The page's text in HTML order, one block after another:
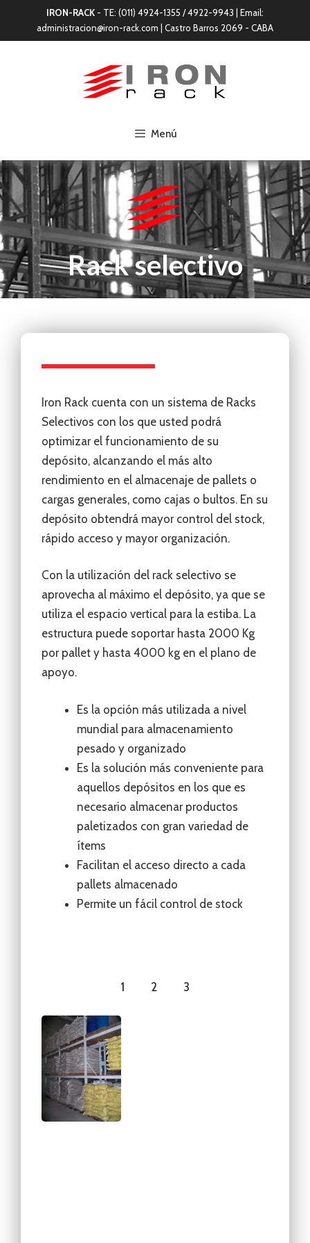
IRON-RACK - TE: (011) 4924-1355 / 4922-9943 | Email:
administracion@iron-rack.com | Castro Barros 2069 - CABA
Menú
Rack selectivo
Iron Rack cuenta con un sistema de Racks
Selectivos con los que usted podrá
optimizar el funcionamiento de su
depósito, alcanzando el más alto
rendimiento en el almacenaje de pallets o
cargas generales, como cajas o bultos. En su
depósito obtendrá mayor control del stock,
rápido acceso y mayor organización.
Con la utilización del rack selectivo se
aprovecha al máximo el depósito, ya que se
utiliza el espacio vertical para la estiba. La
estructura puede soportar hasta 2000 Kg
por pallet y hasta 4000 kg en el plano de
apoyo.
Es la opción más utilizada a nivel
mundial para almacenamiento
pesado y organizado
Es la solución más conveniente para
aquellos depósitos en los que es
necesario almacenar productos
paletizados con gran variedad de
ítems
Facilitan el acceso directo a cada
pallets almacenado
Permite un fácil control de stock
1 2 3